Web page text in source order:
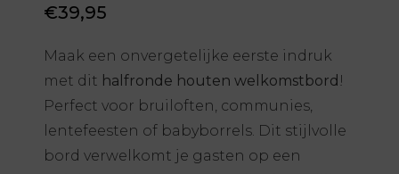
€39,95
Maak een onvergetelijke eerste indruk
met dit halfronde houten welkomstbord !
Perfect voor bruiloften, communies,
lentefeesten of babyborrels. Dit stijlvolle
bord verwelkomt je gasten op een